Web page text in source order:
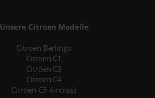
Unsere Citroen Modelle
Citroen Berlingo
Citroen C1
Citroen C3
Citroen C4
Citroen C5 Aircross